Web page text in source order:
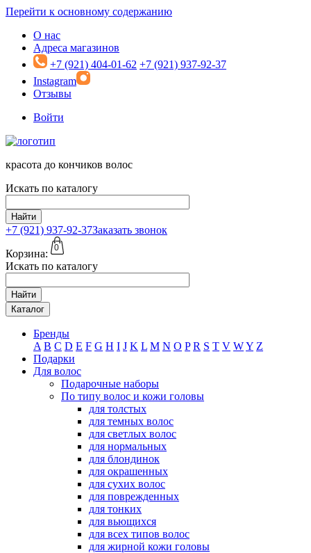
Перейти к основному содержанию
О нас
Адреса магазинов
+7 (921) 404-01-62 +7 (921) 937-92-37
Instagram
Отзывы
Войти
красота до кончиков волос
Искать по каталогу
Найти
+7 (921) 937-92-37Заказать звонок
Корзина:
0
Искать по каталогу
Найти
Каталог
Бренды
A B C D E F G H I J K L M N O P R S T V WY Z
Подарки
Для волос
Подарочные наборы
По типу волос и кожи головы
для толстых
для темных волос
для светлых волос
для нормальных
для блондинок
для окрашенных
для сухих волос
для поврежденных
для тонких
для вьющихся
для всех типов волос
для жирной кожи головы